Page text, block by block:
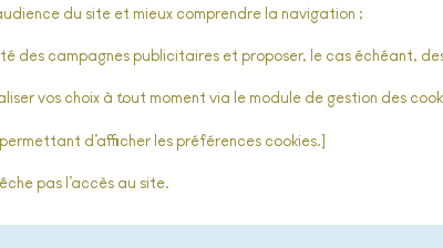
du site et mieux comprendre la navigation ;
des campagnes publicitaires et proposer, le cas échéant,
vos choix à tout moment via le module de gestion des
d’afficher les préférences cookies.]
pas l’accès au site.